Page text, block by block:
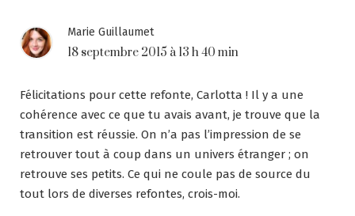
Marie Guillaumet
18 septembre 2015 à 13 h 40 min
Félicitations pour cette refonte, Carlotta ! Il y a une
cohérence avec ce que tu avais avant, je trouve que la
transition est réussie. On n’a pas l’impression de se
retrouver tout à coup dans un univers étranger ; on
retrouve ses petits. Ce qui ne coule pas de source du
tout lors de diverses refontes, crois-moi.